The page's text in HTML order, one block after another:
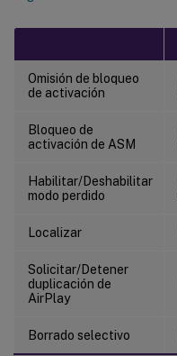
Omisión de bloqueo
de activación
Bloqueo de
activación de ASM
Habilitar/Deshabilitar
modo perdido
Localizar
Solicitar/Detener
duplicación de
AirPlay
Borrado selectivo